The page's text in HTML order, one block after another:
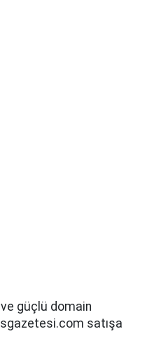
güçlü domain
satışa